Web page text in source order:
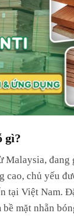
gì?
Malaysia,
cao, chủ yếu
tại Việt Nam.
mặt nhẵn